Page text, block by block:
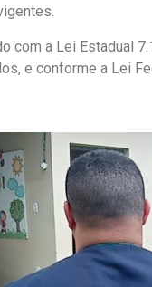
com a Lei Estadual
e conforme a Lei